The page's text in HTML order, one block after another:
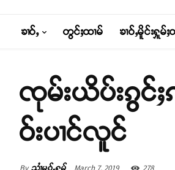
ၶၢဝ်ႇ တွင်ႈထၢမ် ၶၢဝ်ႇမိူင်းႁူမ်
ၸုမ်းယိပ်းၵွင်ႈ
ဝ်းပၢင်လူင်
By သၢႆမွၵ်ႇႁွမ် March 7, 2019 278